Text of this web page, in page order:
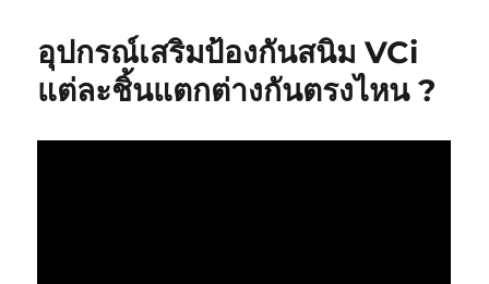
ลำ
ปืน
อุปกรณ์เสริมป้องกันสนิม VCi
แต่ละชิ้นแตกต่างกันตรงไหน ?